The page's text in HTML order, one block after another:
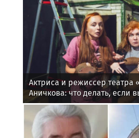
Актриса и режиссер театра
Аничкова: что делать, если